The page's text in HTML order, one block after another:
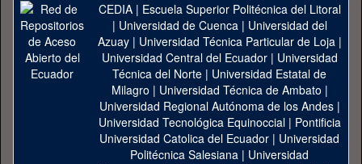
CEDIA| Escuela Superior Politécnica del Litoral
| Universidad de Cuenca| Universidad del
Azuay| Universidad Técnica Particular de Loja|
Universidad Central del Ecuador| Universidad
Técnica del Norte | Universidad Estatal de
Milagro | Universidad Técnica de Ambato |
Universidad Regional Autónoma de los Andes|
Universidad Tecnológica Equinoccial| Pontificia
Universidad Catolica del Ecuador | Universidad
Politécnica Salesiana | Universidad